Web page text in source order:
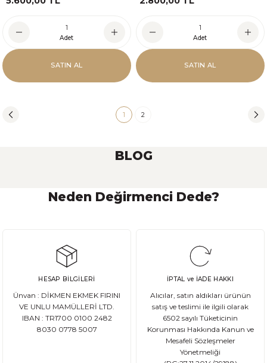
Adet
SATIN AL
Adet
SATIN AL
1 2
BLOG
Ekşi Maya Nasıl Beslenmeli ve Saklanmalı?
Ata Tohum Nedir?
Ata tohum, tarımda kullanılan ve genetik olarak değişmemiş olan
Neden Değirmenci Dede?
HESAP BİLGİLERİ
Ünvan : DİKMEN EKMEK FIRINI
VE UNLU MAMÜLLERİ LTD.
IBAN : TR1700 0100 2482
8030 0778 5007
İPTAL ve İADE HAKKI
Alıcılar, satın aldıkları ürünün
satış ve teslimi ile ilgili olarak
6502 sayılı Tüketicinin
Korunması Hakkında Kanun ve
Mesafeli Sözleşmeler
Yönetmeliği